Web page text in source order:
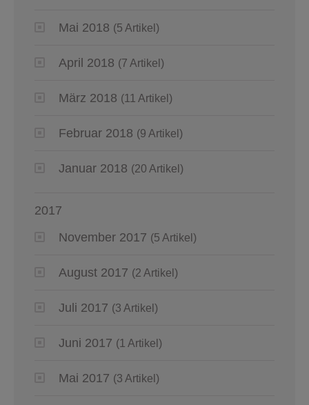
Mai 2018 (5 Artikel)
April 2018 (7 Artikel)
März 2018 (11 Artikel)
Februar 2018 (9 Artikel)
Januar 2018 (20 Artikel)
2017
November 2017 (5 Artikel)
August 2017 (2 Artikel)
Juli 2017 (3 Artikel)
Juni 2017 (1 Artikel)
Mai 2017 (3 Artikel)